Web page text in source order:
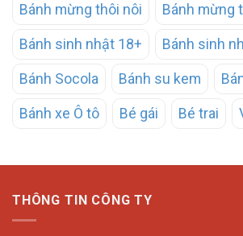
Bánh mừng thôi nôi Bánh mừng
Bánh sinh nhật 18+ Bánh sinh
Bánh Socola Bánh su kem
Bánh xe Ô tô Bé gái Bé trai
THÔNG TIN CÔNG TY